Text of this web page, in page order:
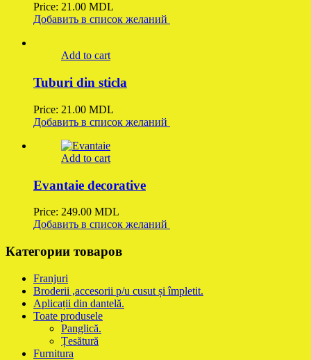
Price: 21.00 MDL
Добавить в список желаний
Add to cart
Tuburi din sticla
Price: 21.00 MDL
Добавить в список желаний
Add to cart
Evantaie decorative
Price: 249.00 MDL
Добавить в список желаний
Категории товаров
Franjuri
Broderii ,accesorii p/u cusut și împletit.
Aplicații din dantelă.
Toate produsele
Panglică.
Țesătură
Furnitura